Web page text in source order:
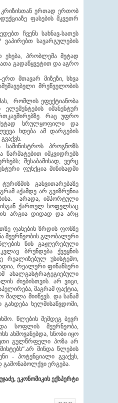
ერთად ერთობ
ფასების მკვეთრ
ჩვენს სახნავ-სათეს
სავარგულების
ეხება, პრობლემა მეტად
გადაწყვეტით და აგრო
მთავარ მიზეზი, სხვა
მრეწველობის
რომლის ეფექტიანობა
იმანენტურ
რაც უფრო
სრულყოფილი და
ხდება ამ დარგების
პროგნოზს
წარმატებით იმკვიდრებს
შესაბამისად, ვერც
ფუნქცია მიწისადმი
განვითარებაზე
აქამდე არ გვიზრუნია
არადა, იმპორტული
ქართულ სოფელსაც
არგია დიდად და არც
ფასების ზრდის ფონზე
მეურნეობის გლობალური
წინ გაჟღერებული
ბრუნდება ქვეყნის
რეალიზებულ უსისტემო,
რეალური ფინანსური
ახალგასტრატეგიებული
ძიებისთვის. არ ვიცი,
მაგრამ ფაქტია,
მიიწევს. და სანამ
გახდება ხელმისაწვდომი,
წლების შემდეგ ბევრ
სოფლის მეურნეობა,
სნობი იყო
გულწრფელი პოზა არ
მინდა წლების
- პოტენციალი გვაქვს,
ერგება.
ეკონომიკის ექსპერტი